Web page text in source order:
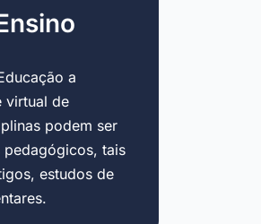
a
virtual de
podem ser
tais
estudos de